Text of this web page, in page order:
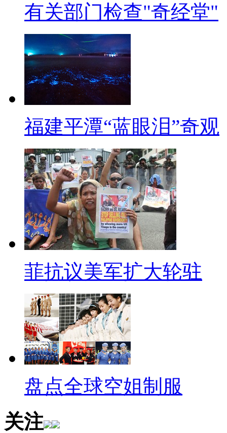
有关部门检查"奇经堂"
福建平潭“蓝眼泪”奇观
菲抗议美军扩大轮驻
盘点全球空姐制服
关注